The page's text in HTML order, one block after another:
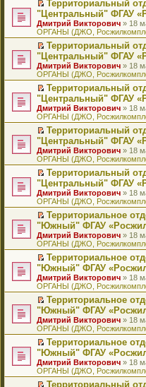
е
н
и
ю
с
о
о
б
щ
е
н
и
ю
н
н
о
м
у
с
о
о
б
щ
е
н
и
ю
о
ч
и
т
а
н
н
о
м
у
с
о
о
б
щ
е
н
и
ю
у
н
е
п
р
о
ч
и
т
а
н
н
о
м
у
с
о
о
б
щ
е
н
и
ю
е
р
в
о
м
у
н
е
п
р
о
ч
и
т
а
н
н
о
м
у
с
о
о
б
щ
е
н
и
ю
й
т
и
к
п
е
р
в
о
м
у
н
е
п
р
о
ч
и
т
а
н
н
о
м
у
с
о
о
б
щ
е
н
и
ю
П
е
р
е
й
т
и
к
п
е
р
в
о
м
у
н
е
п
р
о
ч
и
т
а
н
н
о
м
у
с
о
о
б
щ
е
н
и
ю
Территориальный
"Центральный" ФГАУ
Дмитрий Викторович » 18
ОРГАНЫ (ДЖО,
П
е
р
е
й
т
и
к
п
е
р
в
о
м
у
н
е
п
р
о
ч
и
т
а
н
н
о
м
у
с
о
о
б
щ
е
н
и
ю
Территориальный
"Центральный" ФГАУ
Дмитрий Викторович » 18
ОРГАНЫ (ДЖО,
П
е
р
е
й
т
и
к
п
е
р
в
о
м
у
н
е
п
р
о
ч
и
т
а
н
н
о
м
у
с
о
о
б
щ
е
Территориальный
"Центральный" ФГАУ
Дмитрий Викторович » 18
ОРГАНЫ (ДЖО,
П
е
р
е
й
т
и
к
п
е
р
в
о
м
у
н
е
п
р
о
ч
и
т
а
н
н
о
м
у
с
Территориальный
"Центральный" ФГАУ
Дмитрий Викторович » 18
ОРГАНЫ (ДЖО,
П
е
р
е
й
т
и
к
п
е
р
в
о
м
у
н
е
п
р
о
ч
и
т
а
н
Территориальный
"Центральный" ФГАУ
Дмитрий Викторович » 18
ОРГАНЫ (ДЖО,
П
е
р
е
й
т
и
к
п
е
р
в
о
м
у
н
е
п
р
о
Территориальное
"Южный" ФГАУ
Дмитрий Викторович » 18
ОРГАНЫ (ДЖО,
П
е
р
е
й
т
и
к
п
е
р
в
о
м
у
Территориальное
"Южный" ФГАУ
Дмитрий Викторович » 18
ОРГАНЫ (ДЖО,
П
е
р
е
й
т
и
к
п
е
Территориальное
"Южный" ФГАУ
Дмитрий Викторович » 18
ОРГАНЫ (ДЖО,
П
е
р
е
й
Территориальное
"Южный" ФГАУ
Дмитрий Викторович » 18
ОРГАНЫ (ДЖО,
Территориальный